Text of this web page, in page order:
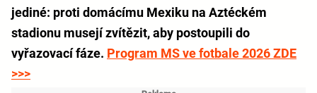
jediné: proti domácímu Mexiku na Aztéckém
stadionu musejí zvítězit, aby postoupili do
vyřazovací fáze. Program MS ve fotbale 2026 ZDE
>>>